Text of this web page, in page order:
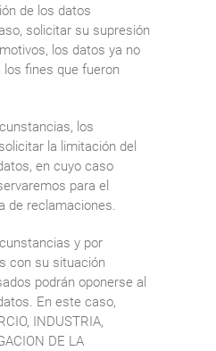
de los datos
solicitar su supresión
los datos ya no
fines que fueron
los
la limitación del
en cuyo caso
para el
de reclamaciones.
y por
con su situación
podrán oponerse al
En este caso,
INDUSTRIA,
DE LA